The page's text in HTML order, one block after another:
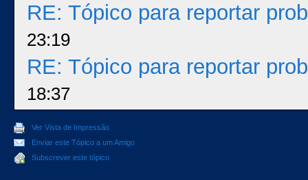
RE: Tópico para reportar
23:19
RE: Tópico para reportar
18:37
Ver Vista de Impressão
Enviar este Tópico a um Amigo
Subscrever este tópico